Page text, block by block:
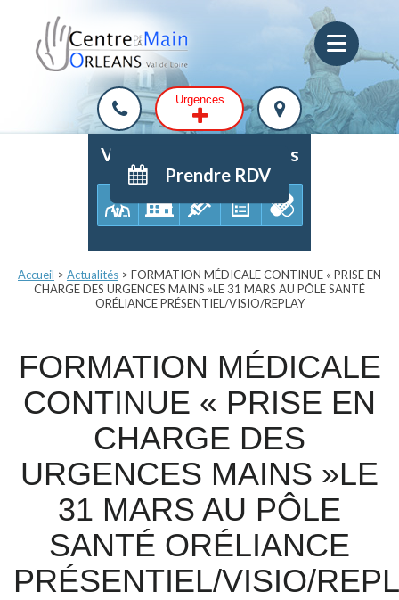
Urgences
Prendre RDV
Votre parcours de soins
Accueil > Actualités > FORMATION MÉDICALE CONTINUE « PRISE EN
CHARGE DES URGENCES MAINS »LE 31 MARS AU PÔLE SANTÉ
ORÉLIANCE PRÉSENTIEL/VISIO/REPLAY
FORMATION MÉDICALE
CONTINUE « PRISE EN
CHARGE DES
URGENCES MAINS »LE
31 MARS AU PÔLE
SANTÉ ORÉLIANCE
PRÉSENTIEL/VISIO/